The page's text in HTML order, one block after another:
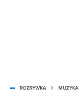
ROZRYWKA MUZYKA